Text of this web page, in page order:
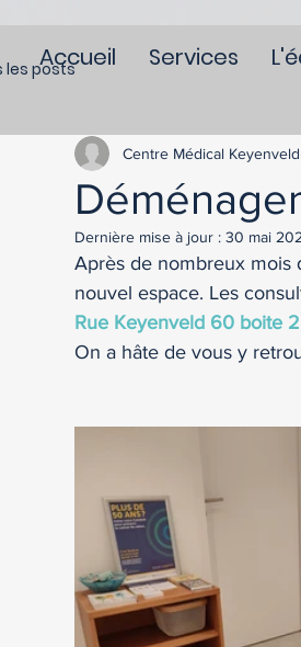
Accueil Services
les posts
Centre Médical Keyenveld
Dernière mise à jour : 30 mai
Après de nombreux mois
nouvel espace. Les
Rue Keyenveld 60 boite
On a hâte de vous y